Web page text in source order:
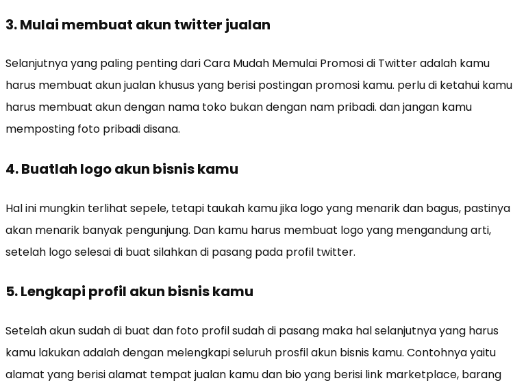
3. Mulai membuat akun twitter jualan
Selanjutnya yang paling penting dari Cara Mudah Memulai Promosi di Twitter adalah kamu
harus membuat akun jualan khusus yang berisi postingan promosi kamu. perlu di ketahui kamu
harus membuat akun dengan nama toko bukan dengan nam pribadi. dan jangan kamu
memposting foto pribadi disana.
4. Buatlah logo akun bisnis kamu
Hal ini mungkin terlihat sepele, tetapi taukah kamu jika logo yang menarik dan bagus, pastinya
akan menarik banyak pengunjung. Dan kamu harus membuat logo yang mengandung arti,
setelah logo selesai di buat silahkan di pasang pada profil twitter.
5. Lengkapi profil akun bisnis kamu
Setelah akun sudah di buat dan foto profil sudah di pasang maka hal selanjutnya yang harus
kamu lakukan adalah dengan melengkapi seluruh prosfil akun bisnis kamu. Contohnya yaitu
alamat yang berisi alamat tempat jualan kamu dan bio yang berisi link marketplace, barang